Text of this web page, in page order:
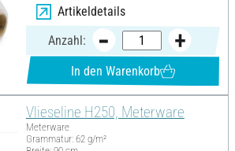
Artikeldetails
Anzahl:
In den Warenkorb
Vlieseline H250, Meterware
Meterware
Grammatur: 62 g/m²